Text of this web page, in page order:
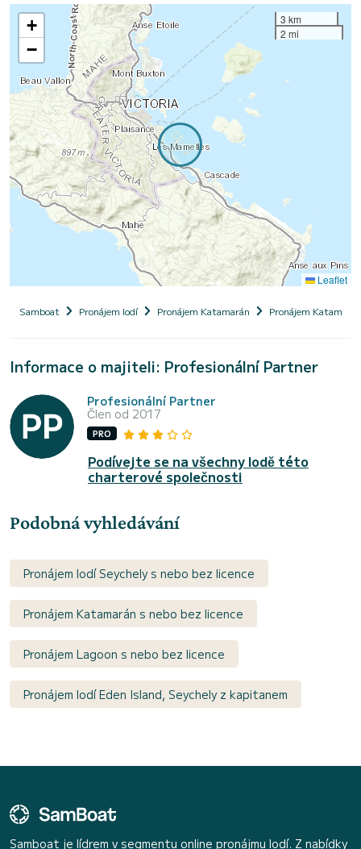
+
−
3 km
2 mi
Leaflet
Samboat Pronájem lodí Pronájem Katamarán Pronájem
Informace o majiteli: Profesionální Partner
Profesionální Partner
Člen od 2017
PRO
Podívejte se na všechny lodě této
charterové společnosti
Podobná vyhledávání
Pronájem lodí Seychely s nebo bez licence
Pronájem Katamarán s nebo bez licence
Pronájem Lagoon s nebo bez licence
Pronájem lodí Eden Island, Seychely z kapitanem
Samboat je lídrem v segmentu online pronájmu lodí. Z nabídky